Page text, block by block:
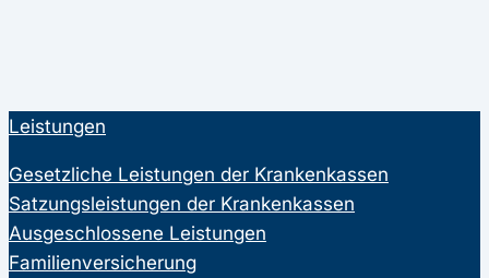
Leistungen
Gesetzliche Leistungen der Krankenkassen
Satzungsleistungen der Krankenkassen
Ausgeschlossene Leistungen
Familienversicherung